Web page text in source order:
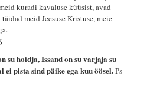
kuradi kavaluse küüsist, avad
meid Jeesuse Kristuse, meie
su hoidja, Issand on su varjaja su
ei pista sind päike ega kuu öösel.Ps